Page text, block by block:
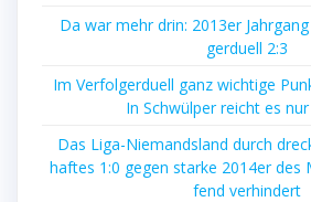
Da war mehr drin: 2013er
ger­du­ell 2:3
Im Ver­fol­ger­du­ell ganz wich­ti­ge
In Schwül­per reicht es
Das Liga-Nie­mands­land durch
haf­tes 1:0 gegen star­ke 2014er des
fend verhindert